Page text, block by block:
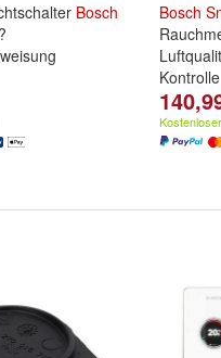
Bosch
Bosch
Kontrolle